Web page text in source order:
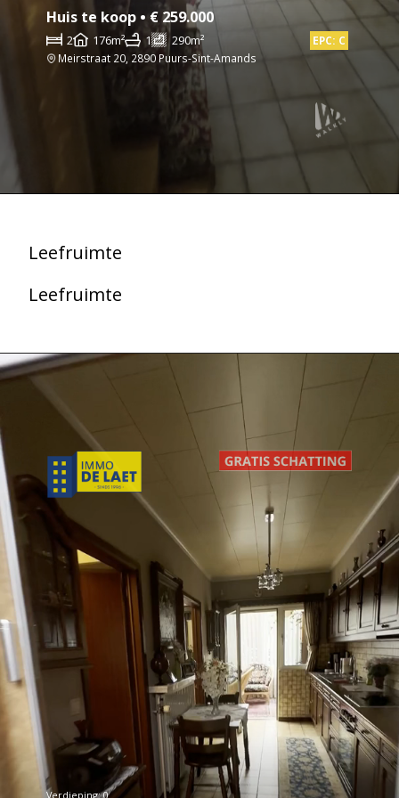
Huis te koop • € 259.000
2 176m² 1 290m²
EPC: C
Meirstraat 20, 2890 Puurs-Sint-Amands
Leefruimte
Leefruimte
Verdieping: 0